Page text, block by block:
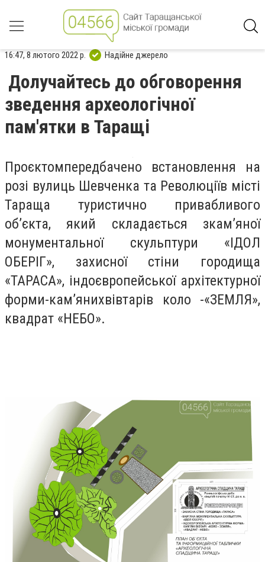
16:47, 8 лютого 2022 р. Надійне джерело
Долучайтесь до обговорення
зведення археологічної
пам'ятки в Таращі
Проєктомпередбачено встановлення на
розі вулиць Шевченка та Революціїв місті
Тараща туристично привабливого
об’єкта, який складається зкам’яної
монументальної скульптури «ІДОЛ
ОБЕРІГ», захисної стіни городища
«ТАРАСА», індоєвропейської архітектурної
форми-кам’янихвівтарів коло -«ЗЕМЛЯ»,
квадрат «НЕБО».